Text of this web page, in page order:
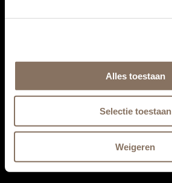
Alles toestaan
Selectie toestaan
Weigeren